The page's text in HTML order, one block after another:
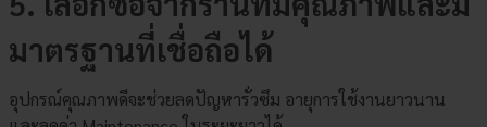
มาตรฐานที่เชื่อถือได้
อุปกรณ์คุณภาพดีจะช่วยลดปัญหารั่วซึม อายุการใช้งานยาวนาน